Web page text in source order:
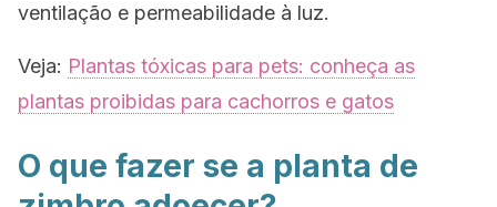
ventilação e permeabilidade à luz.
Veja: Plantas tóxicas para pets: conheça as
plantas proibidas para cachorros e gatos
O que fazer se a planta de